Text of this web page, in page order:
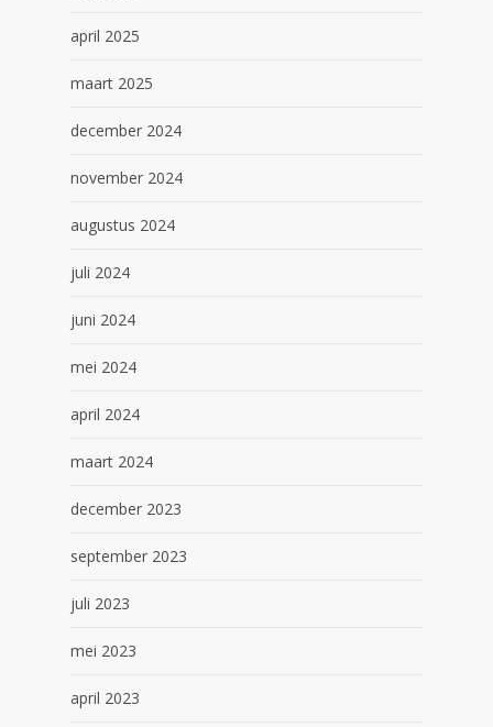
april 2025
maart 2025
december 2024
november 2024
augustus 2024
juli 2024
juni 2024
mei 2024
april 2024
maart 2024
december 2023
september 2023
juli 2023
mei 2023
april 2023